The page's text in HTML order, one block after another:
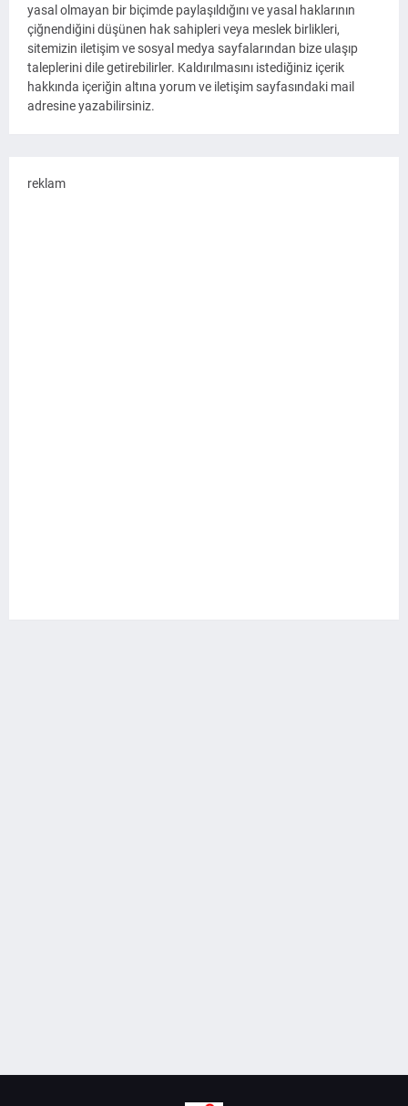
yasal olmayan bir biçimde paylaşıldığını ve yasal haklarının
çiğnendiğini düşünen hak sahipleri veya meslek birlikleri,
sitemizin iletişim ve sosyal medya sayfalarından bize ulaşıp
taleplerini dile getirebilirler. Kaldırılmasını istediğiniz içerik
hakkında içeriğin altına yorum ve iletişim sayfasındaki mail
adresine yazabilirsiniz.
reklam